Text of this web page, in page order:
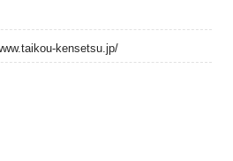
kensetsu.jp/